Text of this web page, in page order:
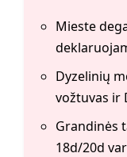
Mieste
Dyzelinių
vožtuvas ir
Grandinės
18d/20d